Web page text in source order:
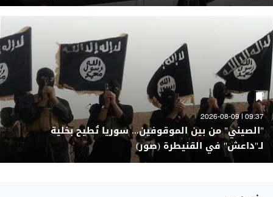
09:37 | 2026-08-09
"الصيني" من بين الموقوفين... سوريا تُطيح بخلية
لـ"داعش" في القنيطرة (صور)